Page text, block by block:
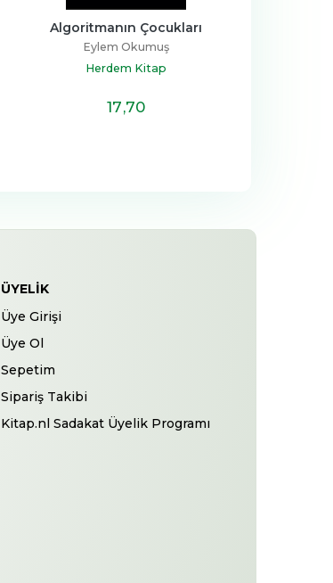
Algoritmanın Çocukları
Eylem Okumuş
Herdem Kitap
17,70
ÜYELIK
Üye Girişi
Üye Ol
Sepetim
Sipariş Takibi
Kitap.nl Sadakat Üyelik Programı